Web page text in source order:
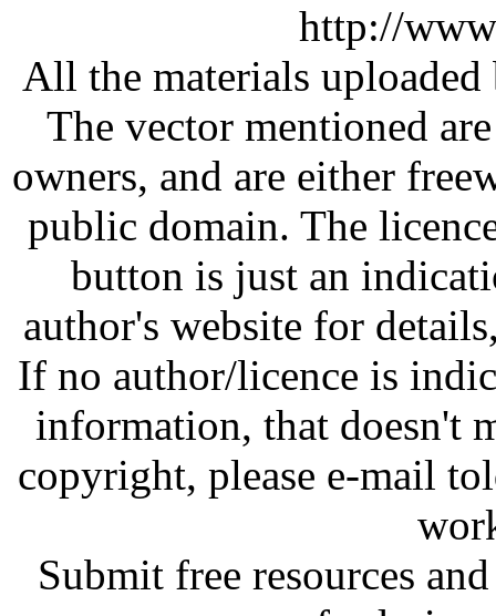
http://
All the materials
The vector mentioned
owners, and are either
public domain. The
button is just an
author's website for
If no author/licence is
information, that doesn't
copyright, please e-mail
Submit free resources